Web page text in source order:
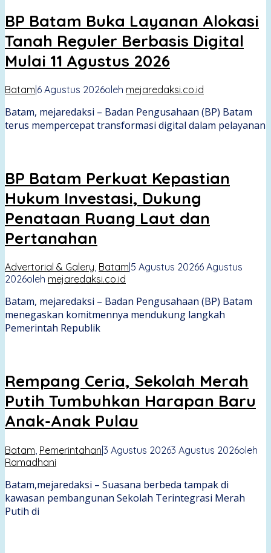
BP Batam Buka Layanan Alokasi
Tanah Reguler Berbasis Digital
Mulai 11 Agustus 2026
Batam 6 Agustus 2026oleh mejaredaksi.co.id
Batam, mejaredaksi – Badan Pengusahaan (BP) Batam
terus mempercepat transformasi digital dalam pelayanan
BP Batam Perkuat Kepastian
Hukum Investasi, Dukung
Penataan Ruang Laut dan
Pertanahan
Advertorial & Galery, Batam 5 Agustus 20266 Agustus
2026oleh mejaredaksi.co.id
Batam, mejaredaksi – Badan Pengusahaan (BP) Batam
menegaskan komitmennya mendukung langkah
Pemerintah Republik
Rempang Ceria, Sekolah Merah
Putih Tumbuhkan Harapan Baru
Anak-Anak Pulau
Batam Pemerintahan|3 Agustus 20263 Agustus 2026oleh
Ramadhani
Batam,mejaredaksi – Suasana berbeda tampak di
kawasan pembangunan Sekolah Terintegrasi Merah
Putih di